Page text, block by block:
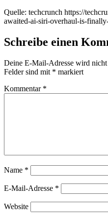
Quelle: techcrunch https://
awaited-ai-siri-overhaul-is-
Schreibe einen
Deine E-Mail-Adresse wird
Felder sind mit * markiert
Kommentar *
Name *
E-Mail-Adresse *
Website